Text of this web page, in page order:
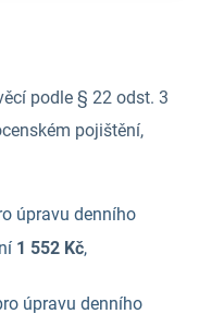
podle § 22 odst. 3
pojištění,
úpravu denního
1 552 Kč,
úpravu denního